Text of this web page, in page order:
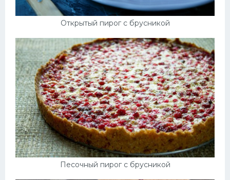
Открытый пирог с брусникой
Песочный пирог с брусникой